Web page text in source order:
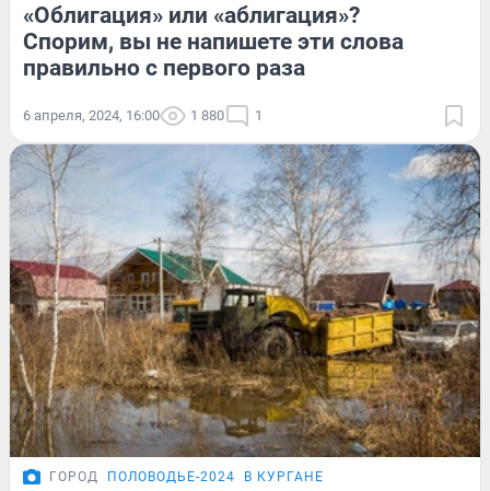
«Облигация» или «аблигация»?
Спорим, вы не напишете эти слова
правильно с первого раза
6 апреля, 2024, 16:00 1 880 1
ГОРОД ПОЛОВОДЬЕ-2024 В КУРГАНЕ